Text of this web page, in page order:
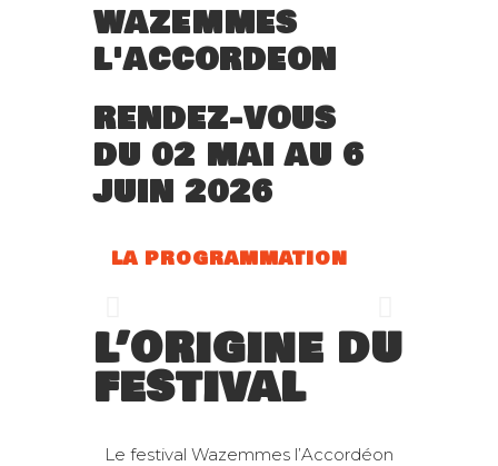
WAZEMMES
L'ACCORDEON
RENDEZ-VOUS
DU 02 MAI AU 6
JUIN 2026
LA PROGRAMMATION
L’ORIGINE DU
FESTIVAL
Le festival Wazemmes l’Accordéon